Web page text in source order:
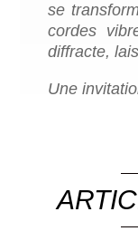
se
cordes
diffracte,
Une